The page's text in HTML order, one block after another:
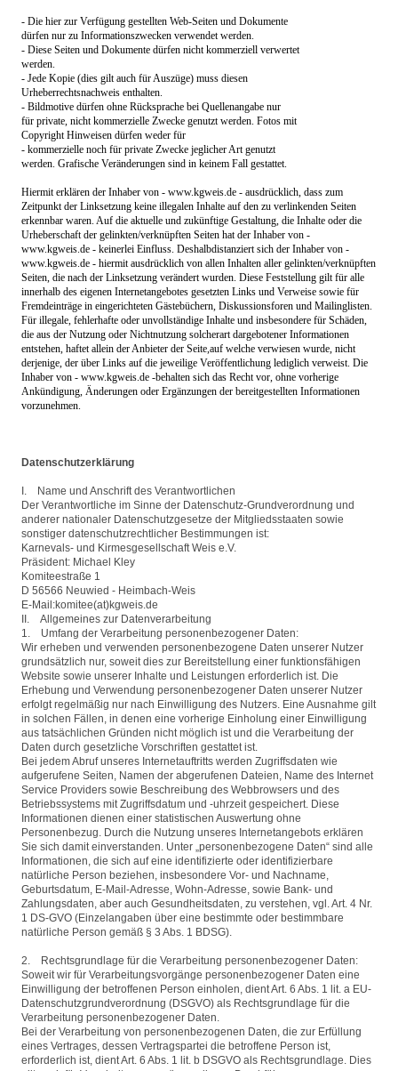
- Die hier zur Verfügung gestellten Web-Seiten und Dokumente
dürfen nur zu Informationszwecken verwendet werden.
- Diese Seiten und Dokumente dürfen nicht kommerziell verwertet
werden.
- Jede Kopie (dies gilt auch für Auszüge) muss diesen
Urheberrechtsnachweis enthalten.
- Bildmotive dürfen ohne Rücksprache bei Quellenangabe nur
für private, nicht kommerzielle Zwecke genutzt werden. Fotos mit
Copyright Hinweisen dürfen weder für
- kommerzielle noch für private Zwecke jeglicher Art genutzt
werden. Grafische Veränderungen sind in keinem Fall gestattet.
Hiermit erklären der Inhaber von - www.kgweis.de - ausdrücklich, dass zum
Zeitpunkt der Linksetzung keine illegalen Inhalte auf den zu verlinkenden Seiten
erkennbar waren. Auf die aktuelle und zukünftige Gestaltung, die Inhalte oder die
Urheberschaft der gelinkten/verknüpften Seiten hat der Inhaber von -
www.kgweis.de - keinerlei Einfluss. Deshalbdistanziert sich der Inhaber von -
www.kgweis.de - hiermit ausdrücklich von allen Inhalten aller gelinkten/verknüpften
Seiten, die nach der Linksetzung verändert wurden. Diese Feststellung gilt für alle
innerhalb des eigenen Internetangebotes gesetzten Links und Verweise sowie für
Fremdeinträge in eingerichteten Gästebüchern, Diskussionsforen und Mailinglisten.
Für illegale, fehlerhafte oder unvollständige Inhalte und insbesondere für Schäden,
die aus der Nutzung oder Nichtnutzung solcherart dargebotener Informationen
entstehen, haftet allein der Anbieter der Seite,auf welche verwiesen wurde, nicht
derjenige, der über Links auf die jeweilige Veröffentlichung lediglich verweist. Die
Inhaber von - www.kgweis.de -behalten sich das Recht vor, ohne vorherige
Ankündigung, Änderungen oder Ergänzungen der bereitgestellten Informationen
vorzunehmen.
Datenschutzerklärung
I. Name und Anschrift des Verantwortlichen
Der Verantwortliche im Sinne der Datenschutz-Grundverordnung und
anderer nationaler Datenschutzgesetze der Mitgliedsstaaten sowie
sonstiger datenschutzrechtlicher Bestimmungen ist:
Karnevals- und Kirmesgesellschaft Weis e.V.
Präsident: Michael Kley
Komiteestraße 1
D 56566 Neuwied - Heimbach-Weis
E-Mail:komitee(at)kgweis.de
II. Allgemeines zur Datenverarbeitung
1. Umfang der Verarbeitung personenbezogener Daten:
Wir erheben und verwenden personenbezogene Daten unserer Nutzer
grundsätzlich nur, soweit dies zur Bereitstellung einer funktionsfähigen
Website sowie unserer Inhalte und Leistungen erforderlich ist. Die
Erhebung und Verwendung personenbezogener Daten unserer Nutzer
erfolgt regelmäßig nur nach Einwilligung des Nutzers. Eine Ausnahme gilt
in solchen Fällen, in denen eine vorherige Einholung einer Einwilligung
aus tatsächlichen Gründen nicht möglich ist und die Verarbeitung der
Daten durch gesetzliche Vorschriften gestattet ist.
Bei jedem Abruf unseres Internetauftritts werden Zugriffsdaten wie
aufgerufene Seiten, Namen der abgerufenen Dateien, Name des Internet
Service Providers sowie Beschreibung des Webbrowsers und des
Betriebssystems mit Zugriffsdatum und -uhrzeit gespeichert. Diese
Informationen dienen einer statistischen Auswertung ohne
Personenbezug. Durch die Nutzung unseres Internetangebots erklären
Sie sich damit einverstanden. Unter „personenbezogene Daten“ sind alle
Informationen, die sich auf eine identifizierte oder identifizierbare
natürliche Person beziehen, insbesondere Vor- und Nachname,
Geburtsdatum, E-Mail-Adresse, Wohn-Adresse, sowie Bank- und
Zahlungsdaten, aber auch Gesundheitsdaten, zu verstehen, vgl. Art. 4 Nr.
1 DS-GVO (Einzelangaben über eine bestimmte oder bestimmbare
natürliche Person gemäß § 3 Abs. 1 BDSG).
2. Rechtsgrundlage für die Verarbeitung personenbezogener Daten:
Soweit wir für Verarbeitungsvorgänge personenbezogener Daten eine
Einwilligung der betroffenen Person einholen, dient Art. 6 Abs. 1 lit. a EU-
Datenschutzgrundverordnung (DSGVO) als Rechtsgrundlage für die
Verarbeitung personenbezogener Daten.
Bei der Verarbeitung von personenbezogenen Daten, die zur Erfüllung
eines Vertrages, dessen Vertragspartei die betroffene Person ist,
erforderlich ist, dient Art. 6 Abs. 1 lit. b DSGVO als Rechtsgrundlage. Dies